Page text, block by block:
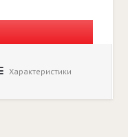
Характеристики